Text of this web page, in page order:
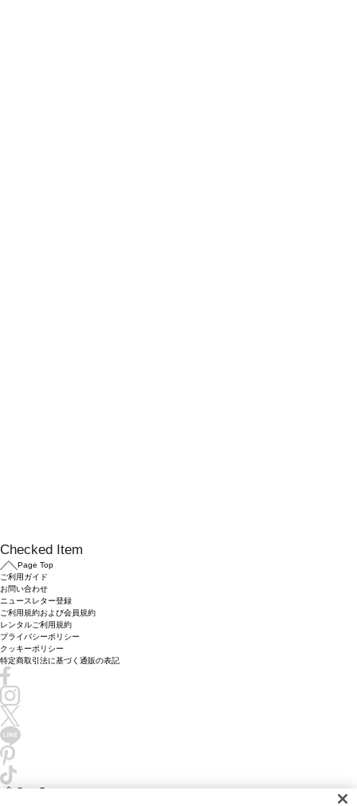
Checked Item
Page Top
ご利用ガイド
お問い合わせ
ニュースレター登録
ご利用規約および会員規約
レンタルご利用規約
プライバシーポリシー
クッキーポリシー
特定商取引法に基づく通販の表記
Page Top